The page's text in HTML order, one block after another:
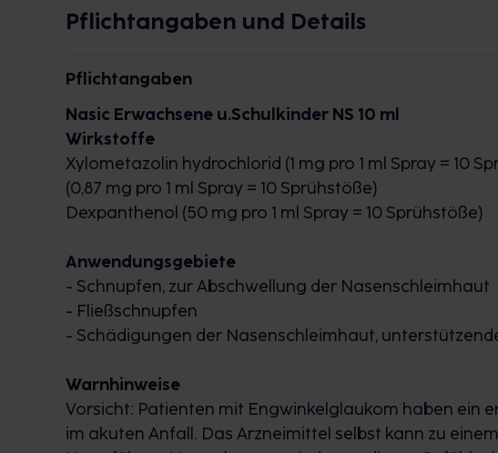
Nasenschleimhäute an. Die Nase ist verstopft –
nasic®befreit dank Xylometazolin schnell und
Nase und hilft dank Dexpanthenol die Nase von innen
Ihren
Schnupfen schneller loswerden ***!
nasic® ist für Erwachsene und Schulkinder ab 6 Jahren
bis zu 6 Monate haltbar.
FAQ:
Pflichtangaben und Details
Pflichtangaben
Nasic Erwachsene u.Schulkinder NS 10 ml
Wirkstoffe
Xylometazolin hydrochlorid (1 mg pro 1 ml Spray = 10
(0,87 mg pro 1 ml Spray = 10 Sprühstöße)
Dexpanthenol (50 mg pro 1 ml Spray = 10 Sprühstöße)
Anwendungsgebiete
- Schnupfen, zur Abschwellung der Nasenschleimhaut
- Fließschnupfen
- Schädigungen der Nasenschleimhaut,
Warnhinweise
Vorsicht: Patienten mit Engwinkelglaukom haben ein
im akuten Anfall. Das Arzneimittel selbst kann zu